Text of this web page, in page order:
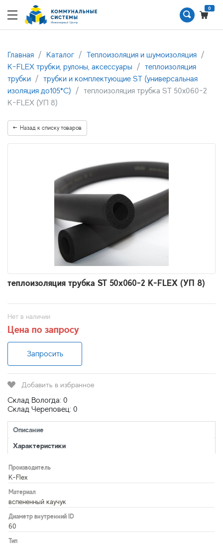
0
Главная Каталог
Теплоизоляция и шумоизоляция
K-FLEX трубки, рулоны, аксессуары
теплоизоляция
трубки
трубки и комплектующие ST (универсальная
изоляция до105*С)
теплоизоляция трубка ST 50x060-2
K-FLEX (УП 8)
Назад к списку товаров
теплоизоляция трубка ST 50x060-2 K-FLEX (УП 8)
Нет в наличии
Цена по запросу
Запросить
Добавить в избранное
Склад Вологда: 0
Склад Череповец: 0
Описание
Характеристики
Производитель
K-Flex
Материал
вспененный каучук
Диаметр внутренний ID
60
Тип